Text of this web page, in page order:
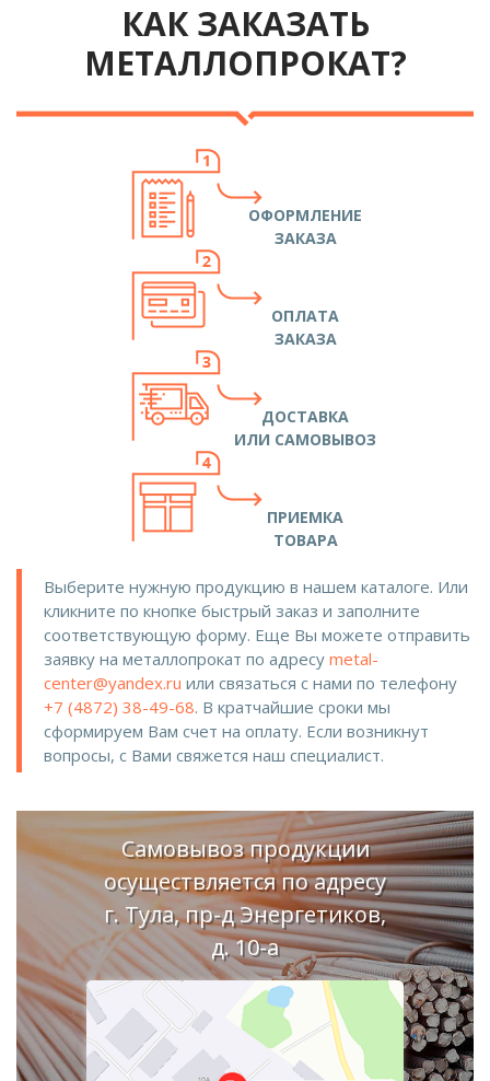
КАК ЗАКАЗАТЬ
МЕТАЛЛОПРОКАТ?
ОФОРМЛЕНИЕ
ЗАКАЗА
ОПЛАТА
ЗАКАЗА
ДОСТАВКА
ИЛИ САМОВЫВОЗ
ПРИЕМКА
ТОВАРА
Выберите нужную продукцию в нашем каталоге. Или
кликните по кнопке быстрый заказ и заполните
соответствующую форму. Еще Вы можете отправить
заявку на металлопрокат по адресу metal-
center@yandex.ru или связаться с нами по телефону
+7 (4872) 38-49-68. В кратчайшие сроки мы
сформируем Вам счет на оплату. Если возникнут
вопросы, с Вами свяжется наш специалист.
Самовывоз продукции
осуществляется по адресу
г. Тула, пр-д Энергетиков,
д. 10-а